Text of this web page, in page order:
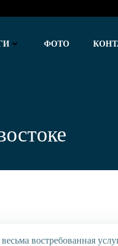
ФОТО
востребованная